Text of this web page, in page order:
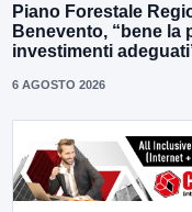
Piano Forestale
Benevento, “bene la
investimenti
6 AGOSTO 2026